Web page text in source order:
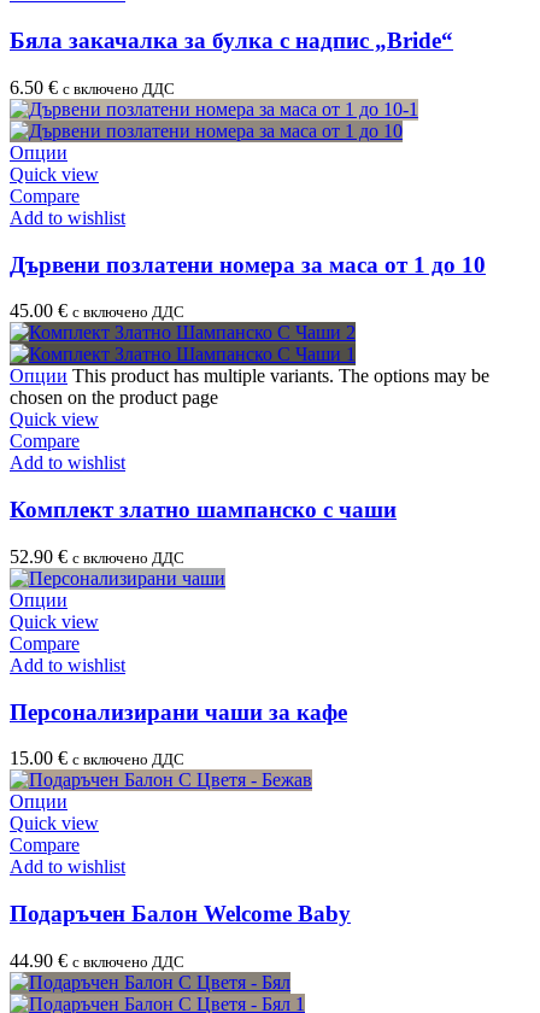
Бяла закачалка за булка с надпис „Bride“
6.50 € с включено ДДС
Опции
Quick view
Compare
Add to wishlist
Дървени позлатени номера за маса от 1 до 10
45.00 € с включено ДДС
Опции This product has multiple variants. The options may be
chosen on the product page
Quick view
Compare
Add to wishlist
Комплект златно шампанско с чаши
52.90 € с включено ДДС
Опции
Quick view
Compare
Add to wishlist
Персонализирани чаши за кафе
15.00 € с включено ДДС
Опции
Quick view
Compare
Add to wishlist
Подаръчен Балон Welcome Baby
44.90 € с включено ДДС